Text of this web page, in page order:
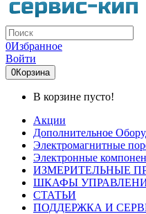
0Избранное
Войти
0Корзина
В корзине пусто!
Акции
Дополнительное
Электромагнитные
Электронные
ИЗМЕРИТЕЛЬНЫЕ
ШКАФЫ
СТАТЬИ
ПОДДЕРЖКА И